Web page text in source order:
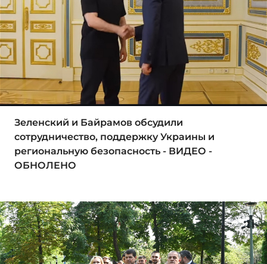
Зеленский и Байрамов обсудили
сотрудничество, поддержку Украины и
региональную безопасность - ВИДЕО -
ОБНОЛЕНО